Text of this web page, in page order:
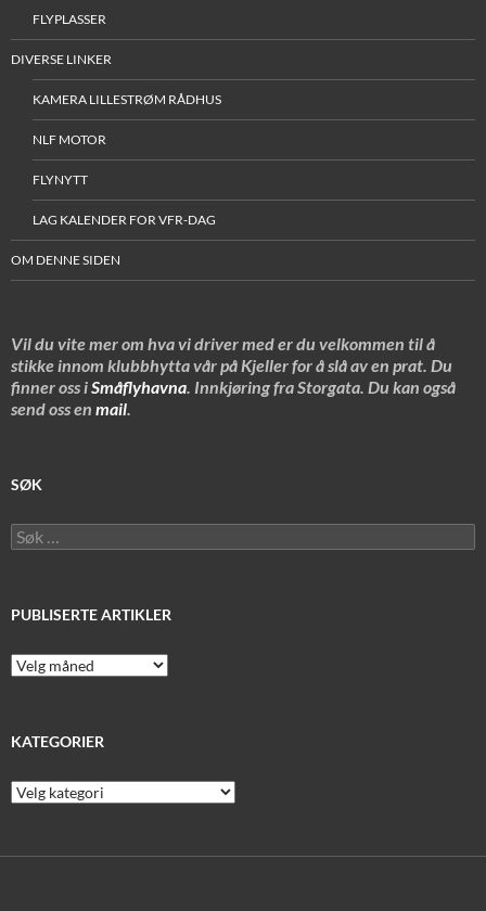
FLYPLASSER
DIVERSE LINKER
KAMERA LILLESTRØM RÅDHUS
NLF MOTOR
FLYNYTT
LAG KALENDER FOR VFR-DAG
OM DENNE SIDEN
Vil du vite mer om hva vi driver med er du velkommen til å
stikke innom klubbhytta vår på Kjeller for å slå av en prat. Du
finner oss iSmåflyhavna. Innkjøring fra Storgata. Du kan også
send oss en mail.
SØK
Søk
etter:
PUBLISERTE ARTIKLER
Publiserte
artikler
KATEGORIER
Kategorier